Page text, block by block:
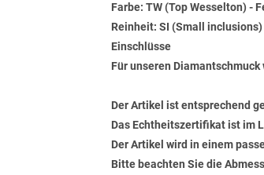
Farbe: TW (Top Wesselton) -
Reinheit: SI (Small
Einschlüsse
Für unseren
Der Artikel ist entsprechend
Das Echtheitszertifikat ist im
Der Artikel wird in einem
Bitte beachten Sie die